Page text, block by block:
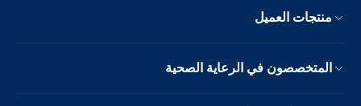
منتجات العميل
المتخصصون في الرعاية الصحية